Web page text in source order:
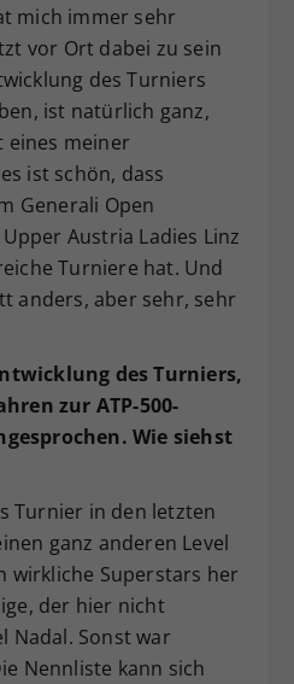
mich immer sehr
vor Ort dabei zu sein
des Turniers
ist natürlich ganz,
eines meiner
ist schön, dass
Generali Open
Austria Ladies Linz
Turniere hat. Und
anders, aber sehr, sehr
des Turniers,
zur ATP-500-
Wie siehst
Turnier in den letzten
ganz anderen Level
wirkliche Superstars her
der hier nicht
Nadal. Sonst war
Nennliste kann sich